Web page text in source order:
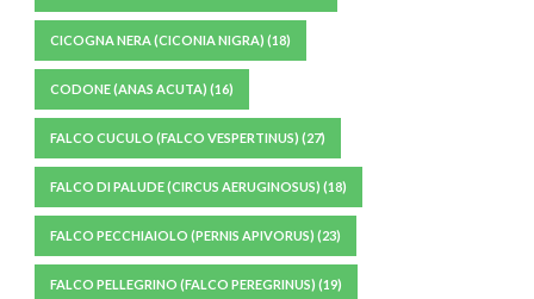
CICOGNA NERA (CICONIA NIGRA) (18)
CODONE (ANAS ACUTA) (16)
FALCO CUCULO (FALCO VESPERTINUS) (27)
FALCO DI PALUDE (CIRCUS AERUGINOSUS) (18)
FALCO PECCHIAIOLO (PERNIS APIVORUS) (23)
FALCO PELLEGRINO (FALCO PEREGRINUS) (19)